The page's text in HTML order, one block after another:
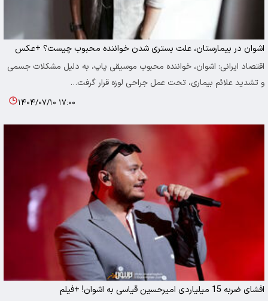
اشوان در بیمارستان، علت بستری شدن خواننده محبوب چیست؟ +عکس
اقتصاد ایرانی: اشوان، خواننده محبوب موسیقی پاپ، به دلیل مشکلات جسمی
و تشدید علائم بیماری، تحت عمل جراحی لوزه قرار گرفت…
۱۴۰۴/۰۷/۱۰ ۱۷:۰۰
افشای ضربه 15 میلیاردی امیرحسین قیاسی به اشوان! +فیلم